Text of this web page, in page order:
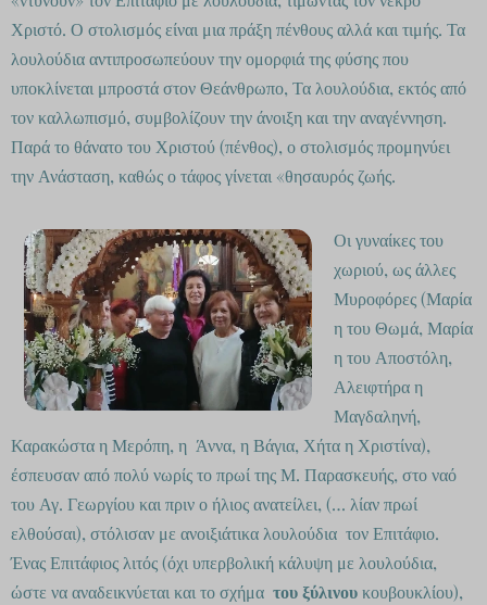
Χριστό. Ο στολισμός είναι μια πράξη πένθους αλλά και τιμής. Τα
λουλούδια αντιπροσωπεύουν την ομορφιά της φύσης που
υποκλίνεται μπροστά στον Θεάνθρωπο, Τα λουλούδια, εκτός από
τον καλλωπισμό, συμβολίζουν την άνοιξη και την αναγέννηση.
Παρά το θάνατο του Χριστού (πένθος), ο στολισμός προμηνύει
την Ανάσταση, καθώς ο τάφος γίνεται «θησαυρός ζωής.
Οι γυναίκες του
χωριού, ως άλλες
Μυροφόρες (Μαρία
η του Θωμά, Μαρία
η του Αποστόλη,
Αλειφτήρα η
Μαγδαληνή,
Καρακώστα η Μερόπη, η Άννα, η Βάγια, Χήτα η Χριστίνα),
έσπευσαν από πολύ νωρίς το πρωί της Μ. Παρασκευής, στο ναό
του Αγ. Γεωργίου και πριν ο ήλιος ανατείλει, (… λίαν πρωί
ελθούσαι), στόλισαν με ανοιξιάτικα λουλούδια τον Επιτάφιο.
Ένας Επιτάφιος λιτός (όχι υπερβολική κάλυψη με λουλούδια,
ώστε να αναδεικνύεται και το σχήμα του ξύλινουκουβουκλίου),